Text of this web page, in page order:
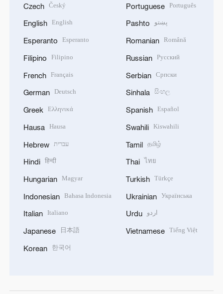
Czech Český
English English
Esperanto Esperanto
Filipino Filipino
French Français
German Deutsch
Greek Ελληνικά
Hausa Hausa
Hebrew עברית
Hindi हिन्दी
Hungarian Magyar
Indonesian Bahasa Indonesia
Italian Italiano
Japanese 日本語
Korean 한국어
Portuguese Português
Pashto پښتو
Romanian Română
Russian Русский
Serbian Српски
Sinhala සිංහල
Spanish Español
Swahili Kiswahili
Tamil தமிழ்
Thai ไทย
Turkish Türkçe
Ukrainian Українська
Urdu اردو
Vietnamese Tiếng Việt